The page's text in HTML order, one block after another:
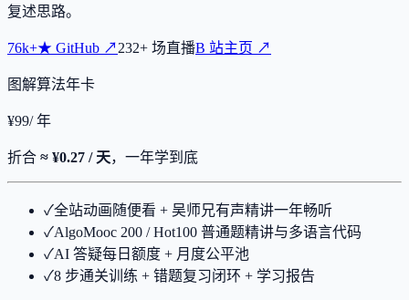
复述思路。
76k+★ GitHub ↗232+ 场直播B 站主页 ↗
图解算法年卡
¥99/ 年
折合 ≈ ¥0.27 / 天，一年学到底
✓全站动画随便看 + 吴师兄有声精讲一年畅听
✓AlgoMooc 200 / Hot100 普通题精讲与多语言代码
✓AI 答疑每日额度 + 月度公平池
✓8 步通关训练 + 错题复习闭环 + 学习报告